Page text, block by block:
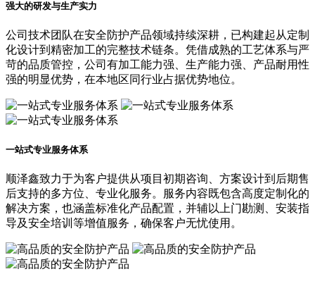
强大的研发与生产实力
公司技术团队在安全防护产品领域持续深耕，已构建起从定制
化设计到精密加工的完整技术链条。凭借成熟的工艺体系与严
苛的品质管控，公司有加工能力强、生产能力强、产品耐用性
强的明显优势，在本地区同行业占据优势地位。
一站式专业服务体系
顺泽鑫致力于为客户提供从项目初期咨询、方案设计到后期售
后支持的多方位、专业化服务。服务内容既包含高度定制化的
解决方案，也涵盖标准化产品配置，并辅以上门勘测、安装指
导及安全培训等增值服务，确保客户无忧使用。